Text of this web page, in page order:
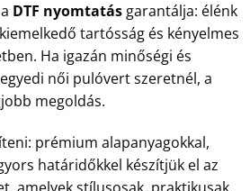
DTF nyomtatásgarantálja: élénk
tartósság és kényelmes
Ha igazán minőségi és
női pulóvert szeretnél, a
megoldás.
prémium alapanyagokkal,
határidőkkel készítjük el az